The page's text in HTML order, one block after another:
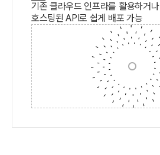
기존 클라우드 인프라를 활용하거나
호스팅된 API로 쉽게 배포 가능